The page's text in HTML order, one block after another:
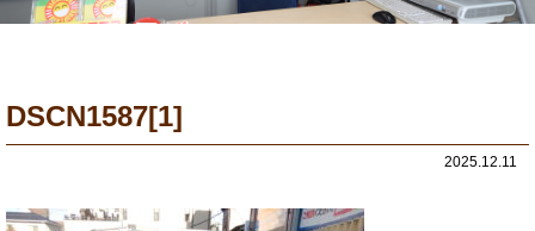
DSCN1587[1]
2025.12.11